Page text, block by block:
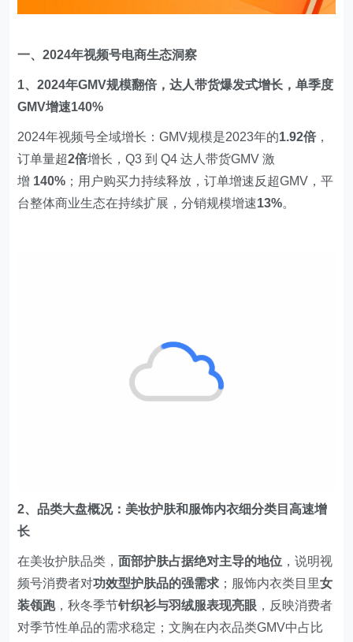
一、2024年视频号电商生态洞察
1、2024年GMV规模翻倍，达人带货爆发式增长，单季度
GMV增速140%
2024年视频号全域增长：GMV规模是2023年的1.92倍 ，
订单量超2倍增长，Q3 到 Q4 达人带货GMV 激
增 140% ；用户购买力持续释放，订单增速反超GMV，平
台整体商业生态在持续扩展，分销规模增速13%。
2、品类大盘概况：美妆护肤和服饰内衣细分类目高速增
长
在美妆护肤品类， 面部护肤占据绝对主导的地位 ，说明视
频号消费者对功效型护肤品的强需求 ；服饰内衣类目里女
装领跑，秋冬季节针织衫与羽绒服表现亮眼 ，反映消费者
对季节性单品的需求稳定；文胸在内衣品类GMV中占比